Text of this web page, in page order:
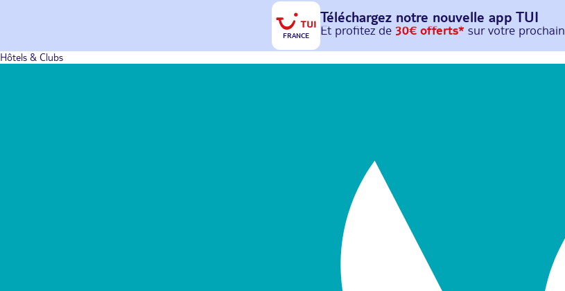
FRANCE
Téléchargez notre nouvelle app TUI
Et profitez de 30€ offerts* sur votre prochain
avec le code :HAPPYAPP
Hôtels & Clubs